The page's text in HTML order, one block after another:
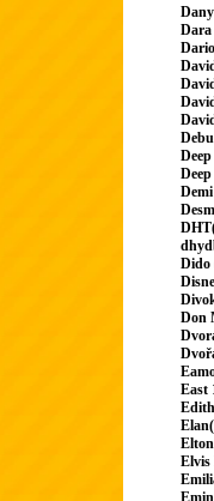
Dara
Dido
Don
East
Elvis